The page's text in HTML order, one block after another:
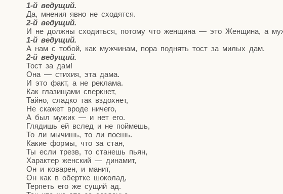
1‑й веду­щий.
Да, мне­ния явно не сходятся.
2‑й веду­щий.
И не долж­ны схо­дить­ся, пото­му что жен­щи­на — это Жен­щи­на, а
1‑й веду­щий.
А нам с тобой, как муж­чи­нам, пора под­нять тост за милых дам.
2‑й веду­щий.
Тост за дам!
Она — сти­хия, эта дама.
И это факт, а не реклама.
Как гла­зи­ща­ми сверкнет,
Тай­но, слад­ко так вздохнет,
Не ска­жет вро­де ничего,
А был мужик — и нет его.
Гля­дишь ей вслед и не поймешь,
То ли мычишь, то ли поешь.
Какие фор­мы, что за стан,
Ты если трезв, то ста­нешь пьян,
Харак­тер жен­ский — динамит,
Он и кова­рен, и манит,
Он как в оберт­ке шоколад,
Тер­петь его же сущий ад.